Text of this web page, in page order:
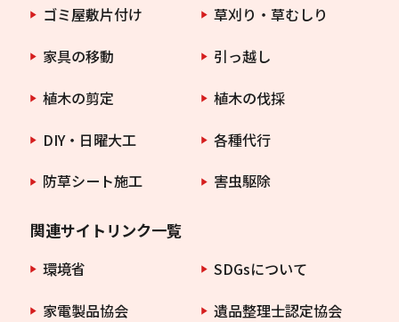
ゴミ屋敷片付け
草刈り・草むしり
家具の移動
引っ越し
植木の剪定
植木の伐採
DIY・日曜大工
各種代行
防草シート施工
害虫駆除
関連サイトリンク一覧
環境省
SDGsについて
家電製品協会
遺品整理士認定協会